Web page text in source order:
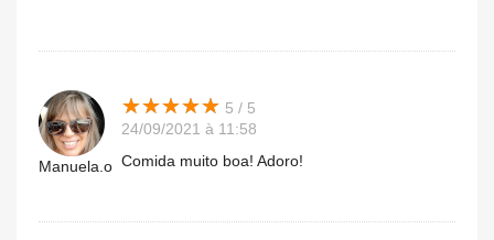
Manuela.o
★★★★★
★★★★★ 5 / 5
24/09/2021 à 11:58
Comida muito boa! Adoro!